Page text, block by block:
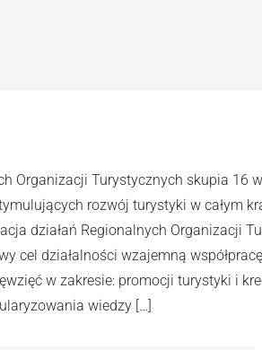
Organizacji Turystycznych skupia 16
rozwój turystyki w całym
działań Regionalnych Organizacji
cel działalności wzajemną
w zakresie: promocji turystyki i
wiedzy […]